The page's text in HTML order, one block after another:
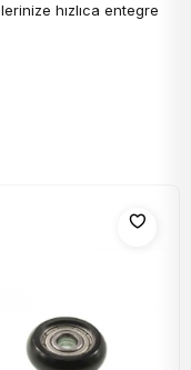
hızlıca entegre